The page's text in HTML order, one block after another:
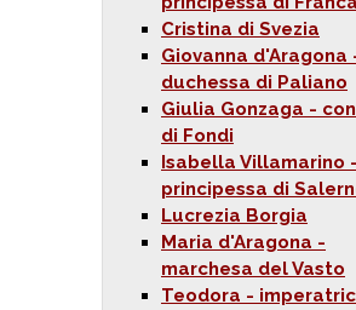
Cristina di Svezia
Giovanna d'Aragona
duchessa di Paliano
Giulia Gonzaga -
di Fondi
Isabella Villamarino -
principessa di
Lucrezia Borgia
Maria d'Aragona -
marchesa del Vasto
Teodora -